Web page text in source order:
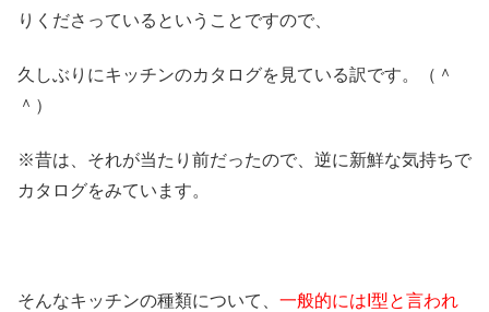
りくださっているということですので、
久しぶりにキッチンのカタログを見ている訳です。（＾
＾）
※昔は、それが当たり前だったので、逆に新鮮な気持ちで
カタログをみています。
そんなキッチンの種類について、 一般的にはI型と言われ